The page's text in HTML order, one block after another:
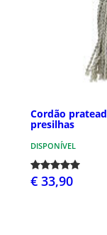
Cordão
presilhas
DISPONÍVEL
€ 33,90